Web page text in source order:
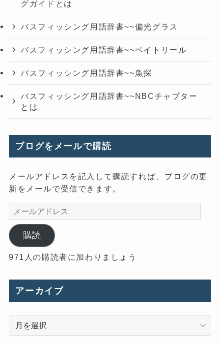
グガイドとは
バスフィッシング用語辞書~~偏光グラス
バスフィッシング用語辞書~~ベイトリール
バスフィッシング用語辞書~~魚探
バスフィッシング用語辞書~~NBCチャプター
とは
ブログをメールで購読
メールアドレスを記入して購読すれば、ブログの更
新をメールで受信できます。
メ
ー
ル
ア
ド
ス
購読
971人の購読者に加わりましょう
アーカイブ